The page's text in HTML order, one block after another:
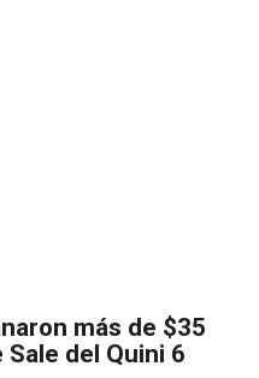
más de $35
del Quini 6